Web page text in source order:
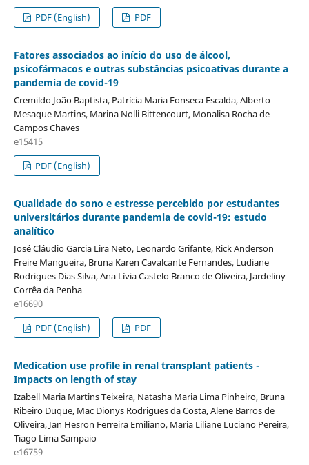
PDF (English)
PDF
Fatores associados ao início do uso de álcool,
psicofármacos e outras substâncias psicoativas durante a
pandemia de covid-19
Cremildo João Baptista, Patrícia Maria Fonseca Escalda, Alberto
Mesaque Martins, Marina Nolli Bittencourt, Monalisa Rocha de
Campos Chaves
e15415
PDF (English)
Qualidade do sono e estresse percebido por estudantes
universitários durante pandemia de covid-19: estudo
analítico
José Cláudio Garcia Lira Neto, Leonardo Grifante, Rick Anderson
Freire Mangueira, Bruna Karen Cavalcante Fernandes, Ludiane
Rodrigues Dias Silva, Ana Lívia Castelo Branco de Oliveira, Jardeliny
Corrêa da Penha
e16690
PDF (English)
PDF
Medication use profile in renal transplant patients -
Impacts on length of stay
Izabell Maria Martins Teixeira, Natasha Maria Lima Pinheiro, Bruna
Ribeiro Duque, Mac Dionys Rodrigues da Costa, Alene Barros de
Oliveira, Jan Hesron Ferreira Emiliano, Maria Liliane Luciano Pereira,
Tiago Lima Sampaio
e16759